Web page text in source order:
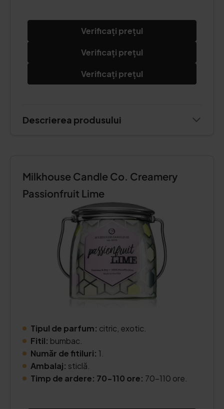
Verificați prețul
Verificați prețul
Verificați prețul
Descrierea produsului
Milkhouse Candle Co. Creamery
Passionfruit Lime
Tipul de parfum: citric, exotic.
Fitil: bumbac.
Număr de fitiluri: 1.
Ambalaj: sticlă.
Timp de ardere: 70-110 ore: 70-110 ore.